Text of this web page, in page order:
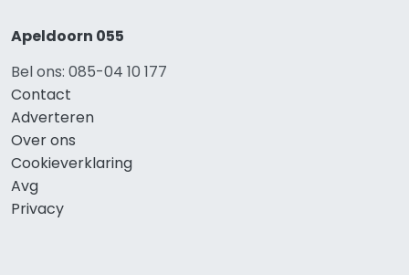
Apeldoorn 055
Bel ons: 085-04 10 177
Contact
Adverteren
Over ons
Cookieverklaring
Avg
Privacy